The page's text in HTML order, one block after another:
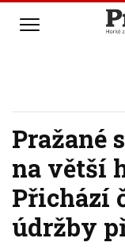
Pražané
na větší
Přichází
údržby